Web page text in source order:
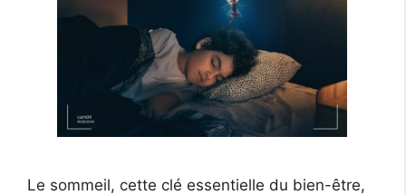
Le sommeil, cette clé essentielle du bien-être,